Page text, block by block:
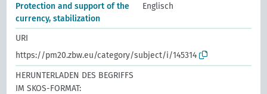
Protection and support of the
currency, stabilization
Englisch
URI
https://pm20.zbw.eu/category/subject/i/145314
HERUNTERLADEN DES BEGRIFFS
IM SKOS-FORMAT: